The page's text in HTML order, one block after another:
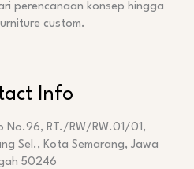
perencanaan konsep hingga
custom.
Info
No.96, RT./RW/RW.01/01,
Sel., Kota Semarang, Jawa
50246